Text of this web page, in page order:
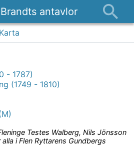
antavlor
Karta
- 1787)
(1749 - 1810)
Testes Walberg, Nils Jönsson
i Flen Ryttarens Gundbergs